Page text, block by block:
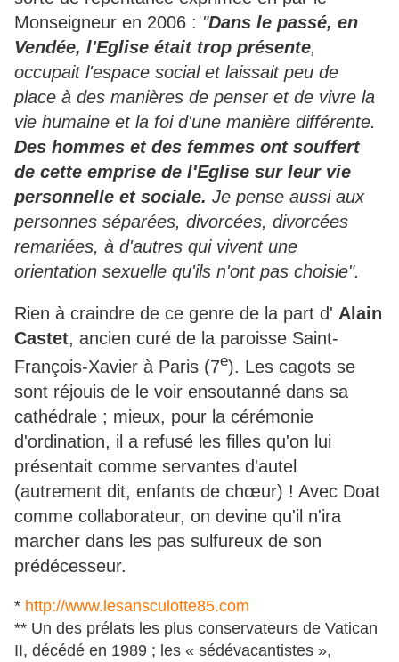
Monseigneur en 2006 : "Dans le passé, en
Vendée, l'Eglise était trop présente,
occupait l'espace social et laissait peu de
place à des manières de penser et de vivre la
vie humaine et la foi d'une manière différente.
Des hommes et des femmes ont souffert
de cette emprise de l'Eglise sur leur vie
personnelle et sociale. Je pense aussi aux
personnes séparées, divorcées, divorcées
remariées, à d'autres qui vivent une
orientation sexuelle qu'ils n'ont pas choisie".
Rien à craindre de ce genre de la part d' Alain
Castet, ancien curé de la paroisse Saint-
François-Xavier à Paris (7e). Les cagots se
sont réjouis de le voir ensoutanné dans sa
cathédrale ; mieux, pour la cérémonie
d'ordination, il a refusé les filles qu'on lui
présentait comme servantes d'autel
(autrement dit, enfants de chœur) ! Avec Doat
comme collaborateur, on devine qu'il n'ira
marcher dans les pas sulfureux de son
prédécesseur.
* http://www.lesansculotte85.com
** Un des prélats les plus conservateurs de Vatican
II, décédé en 1989 ; les « sédévacantistes »,